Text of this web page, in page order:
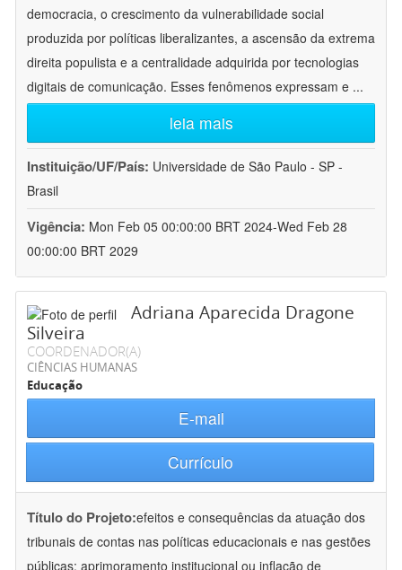
democracia, o crescimento da vulnerabilidade social
produzida por políticas liberalizantes, a ascensão da extrema
direita populista e a centralidade adquirida por tecnologias
digitais de comunicação. Esses fenômenos expressam e ...
leia mais
Instituição/UF/País: Universidade de São Paulo - SP -
Brasil
Vigência: Mon Feb 05 00:00:00 BRT 2024-Wed Feb 28
00:00:00 BRT 2029
Adriana Aparecida Dragone
Silveira
COORDENADOR(A)
CIÊNCIAS HUMANAS
Educação
E-mail
Currículo
Título do Projeto:efeitos e consequências da atuação dos
tribunais de contas nas políticas educacionais e nas gestões
públicas: aprimoramento institucional ou inflação de